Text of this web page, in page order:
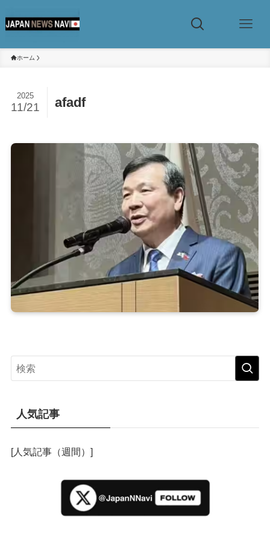
ホーム
afadf
2025
11/21
人気記事
[人気記事（週間）]